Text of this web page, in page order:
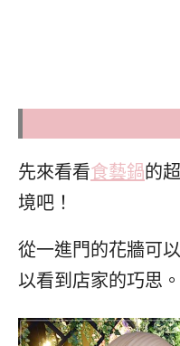
先來看看食藝鍋的
境吧！
從一進門的花牆可
以看到店家的巧思。